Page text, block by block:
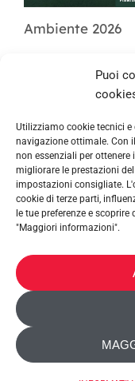
Puoi
Utilizziamo cookie tecnici e
navigazione ottimale. Con
non essenziali per
migliorare le prestazioni
impostazioni consigliate.
cookie di terze parti,
le tue preferenze e
"Maggiori informazioni".
Ambiente 2026